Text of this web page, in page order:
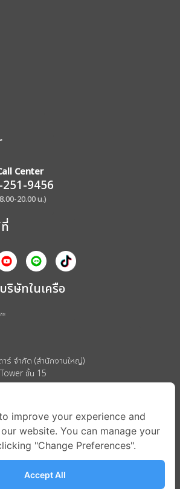
Center
251-9456
20.00 น.)
ริษัทในเครือ
ร์ จำกัด (สำนักงานใหญ่)
ชั้น 15
ใหม่ เขตปทุมวัน กรุงเทพมหานคร 10330
improve your experience and
website. You can manage your
"Change Preferences".
Accept All